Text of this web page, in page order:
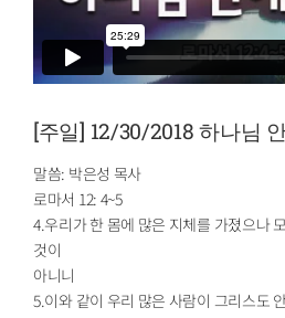
[주일] 12/30/2018 하나님
말씀: 박은성 목사
로마서 12: 4~5
4.우리가 한 몸에 많은 지체를 가졌으나
것이
아니니
5.이와 같이 우리 많은 사람이 그리스도